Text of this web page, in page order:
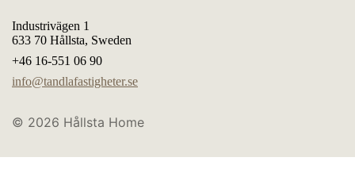
Industrivägen 1
633 70 Hållsta, Sweden
+46 16-551 06 90
info@tandlafastigheter.se
© 2026 Hållsta Home